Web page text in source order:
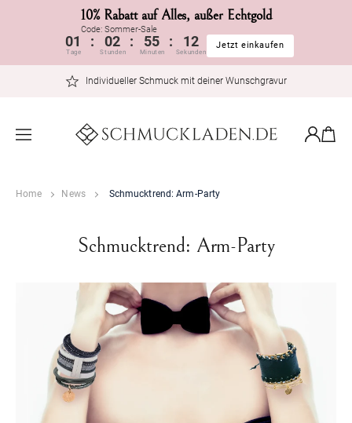
10% Rabatt auf Alles, außer Echtgold
Code: Sommer-Sale
01 : 02 : 55 : 12
Tage Stunden Minuten Sekunden
Jetzt
Direkt
Individueller Schmuck mit deiner Wunschgravur
Home News Schmucktrend: Arm-Party
Schmucktrend: Arm-Party